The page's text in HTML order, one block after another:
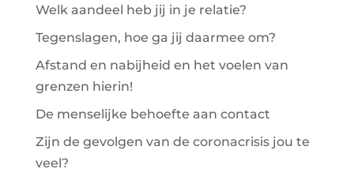
Welk aandeel heb jij in je relatie?
Tegenslagen, hoe ga jij daarmee om?
Afstand en nabijheid en het voelen van
grenzen hierin!
De menselijke behoefte aan contact
Zijn de gevolgen van de coronacrisis jou te
veel?